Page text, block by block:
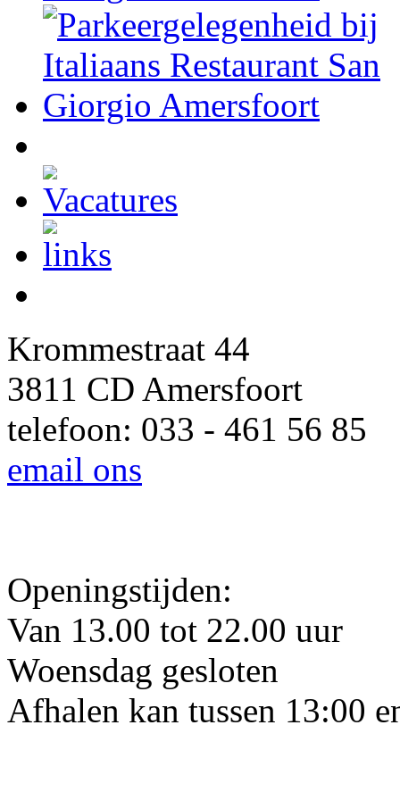
Krommestraat 44
3811 CD Amersfoort
telefoon: 033 - 461 56 85
email ons
Openingstijden:
Van 13.00 tot 22.00 uur
Woensdag gesloten
Afhalen kan tussen 13:00